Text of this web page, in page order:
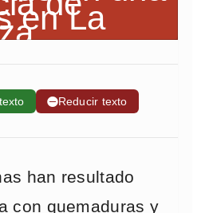
➖Reducir texto
han resultado
con quemaduras y